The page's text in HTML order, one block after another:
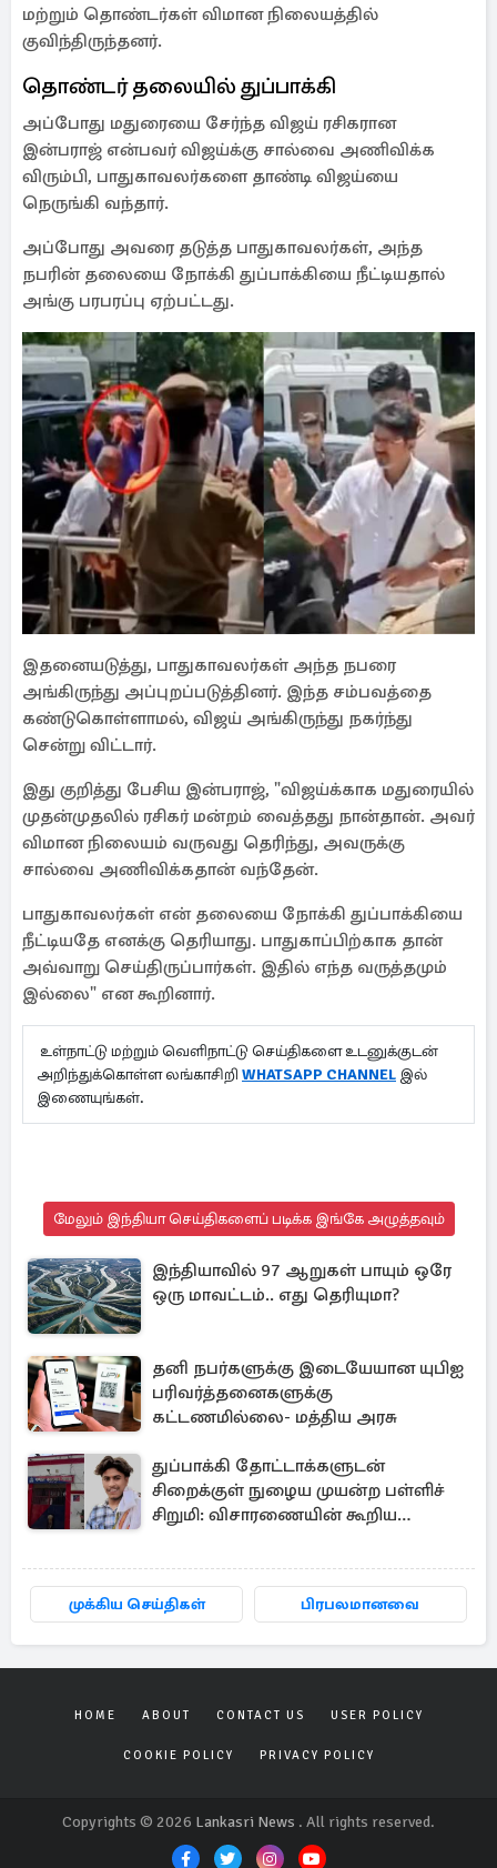
மற்றும் தொண்டர்கள் விமான நிலையத்தில்
குவிந்திருந்தனர்.
தொண்டர் தலையில் துப்பாக்கி
அப்போது மதுரையை சேர்ந்த விஜய் ரசிகரான
இன்பராஜ் என்பவர் விஜய்க்கு சால்வை அணிவிக்க
விரும்பி, பாதுகாவலர்களை தாண்டி விஜய்யை
நெருங்கி வந்தார்.
அப்போது அவரை தடுத்த பாதுகாவலர்கள், அந்த
நபரின் தலையை நோக்கி துப்பாக்கியை நீட்டியதால்
அங்கு பரபரப்பு ஏற்பட்டது.
இதனையடுத்து, பாதுகாவலர்கள் அந்த நபரை
அங்கிருந்து அப்புறப்படுத்தினர். இந்த சம்பவத்தை
கண்டுகொள்ளாமல், விஜய் அங்கிருந்து நகர்ந்து
சென்று விட்டார்.
இது குறித்து பேசிய இன்பராஜ், "விஜய்க்காக மதுரையில்
முதன்முதலில் ரசிகர் மன்றம் வைத்தது நான்தான். அவர்
விமான நிலையம் வருவது தெரிந்து, அவருக்கு
சால்வை அணிவிக்கதான் வந்தேன்.
பாதுகாவலர்கள் என் தலையை நோக்கி துப்பாக்கியை
நீட்டியதே எனக்கு தெரியாது. பாதுகாப்பிற்காக தான்
அவ்வாறு செய்திருப்பார்கள். இதில் எந்த வருத்தமும்
இல்லை" என கூறினார்.
உள்நாட்டு மற்றும் வெளிநாட்டு செய்திகளை உடனுக்குடன்
அறிந்துக்கொள்ள லங்காசிறி WHATSAPP CHANNEL இல்
இணையுங்கள்.
மேலும் இந்தியா செய்திகளைப் படிக்க இங்கே அழுத்தவும்
இந்தியாவில் 97 ஆறுகள் பாயும் ஒரே
ஒரு மாவட்டம்.. எது தெரியுமா?
தனி நபர்களுக்கு இடையேயான யுபிஐ
பரிவர்த்தனைகளுக்கு
கட்டணமில்லை- மத்திய அரசு
துப்பாக்கி தோட்டாக்களுடன்
சிறைக்குள் நுழைய முயன்ற பள்ளிச்
சிறுமி: விசாரணையின் கூறிய
முக்கிய செய்திகள் பிரபலமானவை
HOME ABOUT CONTACT US USER POLICY
COOKIE POLICY PRIVACY POLICY
Copyrights © 2026 Lankasri News . All rights reserved.